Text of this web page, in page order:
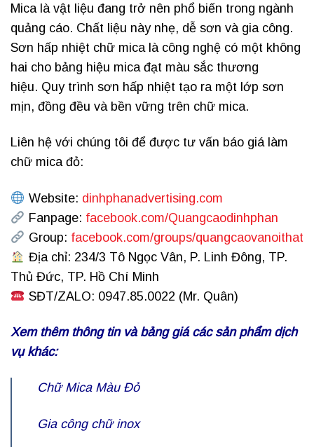
Mica là vật liệu đang trở nên phổ biến trong ngành
quảng cáo. Chất liệu này nhẹ, dễ sơn và gia công.
Sơn hấp nhiệt chữ mica là công nghệ có một không
hai cho bảng hiệu mica đạt màu sắc thương
hiệu. Quy trình sơn hấp nhiệt tạo ra một lớp sơn
mịn, đồng đều và bền vững trên chữ mica.
Liên hệ với chúng tôi để được tư vấn báo giá làm
chữ mica đỏ:
Website: dinhphanadvertising.com
Fanpage: facebook.com/Quangcaodinhphan
Group: facebook.com/groups/quangcaovanoithat
Địa chỉ: 234/3 Tô Ngọc Vân, P. Linh Đông, TP.
Thủ Đức, TP. Hồ Chí Minh
SĐT/ZALO: 0947.85.0022 (Mr. Quân)
Xem thêm thông tin và bảng giá các sản phẩm dịch
vụ khác:
Chữ Mica Màu Đỏ
Gia công chữ inox